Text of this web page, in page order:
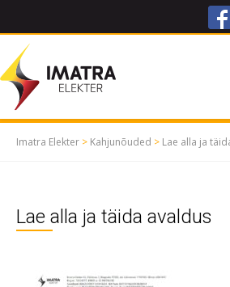
Imatra Elekter > Kahjunõuded > Lae alla ja
Lae alla ja täida avaldus